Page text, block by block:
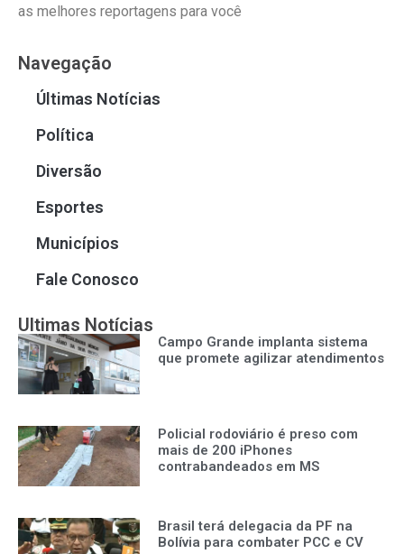
as melhores reportagens para você
Navegação
Últimas Notícias
Política
Diversão
Esportes
Municípios
Fale Conosco
Ultimas Notícias
Campo Grande implanta sistema
que promete agilizar atendimentos
Policial rodoviário é preso com
mais de 200 iPhones
contrabandeados em MS
Brasil terá delegacia da PF na
Bolívia para combater PCC e CV